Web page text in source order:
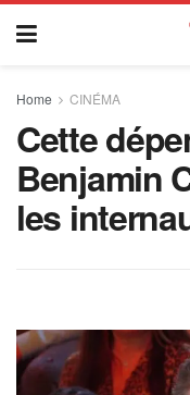
Home CINÉMA
Cette
Benjamin
les